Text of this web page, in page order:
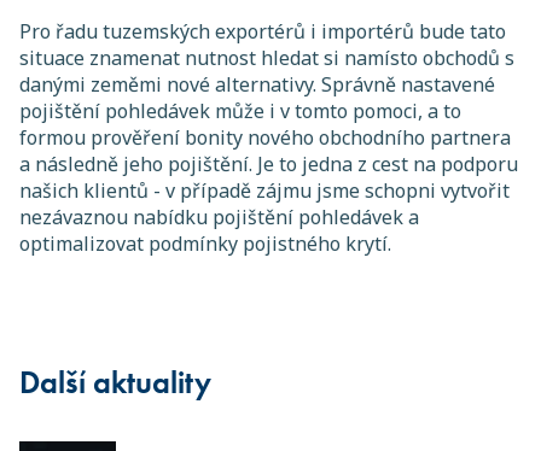
Pro řadu tuzemských exportérů i importérů bude tato
situace znamenat nutnost hledat si namísto obchodů s
danými zeměmi nové alternativy. Správně nastavené
pojištění pohledávek může i v tomto pomoci, a to
formou prověření bonity nového obchodního partnera
a následně jeho pojištění. Je to jedna z cest na podporu
našich klientů - v případě zájmu jsme schopni vytvořit
nezávaznou nabídku pojištění pohledávek a
optimalizovat podmínky pojistného krytí.
Další aktuality